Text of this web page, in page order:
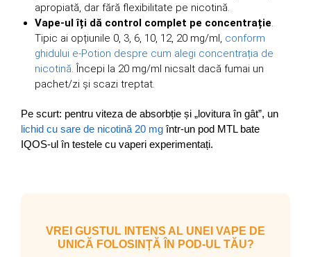
apropiată, dar fără flexibilitate pe nicotină.
Vape-ul îți dă control complet pe concentrație
Tipic ai opțiunile 0, 3, 6, 10, 12, 20 mg/ml, conform
ghidului e-Potion despre cum alegi concentrația de
nicotină . Începi la 20 mg/ml nicsalt dacă fumai un
pachet/zi și scazi treptat.
Pe scurt: pentru viteza de absorbție și „lovitura în gât”, un
lichid cu sare de nicotină 20 mgîntr-un pod MTL bate
IQOS-ul în testele cu vaperi experimentați.
VREI GUSTUL INTENS AL UNEI VAPE DE
UNICĂ FOLOSINȚĂ ÎN POD-UL TĂU?